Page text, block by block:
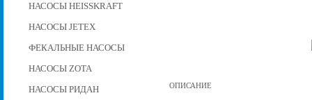
НАСОСЫ HEISSKRAFT
НАСОСЫ JETEX
ФЕКАЛЬНЫЕ НАСОСЫ
НАСОСЫ ZOTA
НАСОСЫ РИДАН
ОПИСАНИЕ